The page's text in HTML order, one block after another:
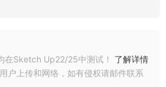
在Sketch Up22/25中测试！ 了解详情
户上传和网络，如有侵权请邮件联系